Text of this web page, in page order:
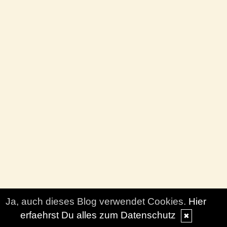
Ja, auch dieses Blog verwendet Cookies. Hier
erfaehrst Du alles zum Datenschutz
✖